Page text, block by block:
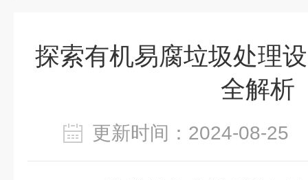
探索有机易腐垃圾处理
全解析
更新时间：2024-08-